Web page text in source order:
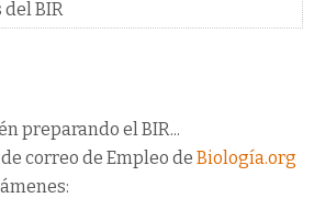
del BIR
preparando el BIR...
correo de Empleo de Biología.org